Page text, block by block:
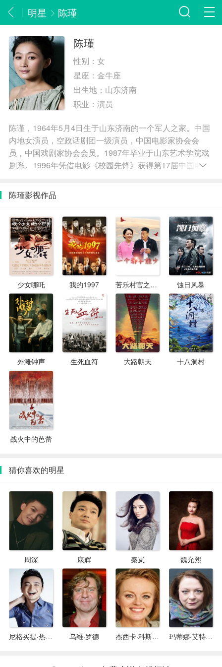
明星 陈瑾
陈瑾
性别：女
星座： 金牛座
出生地： 山东济南
职业：演员
陈谨，1964年5月4日生于山东济南的一个军人之家。中国
内地女演员，空政话剧团一级演员，中国电影家协会会
员，中国戏剧家协会会员。1987年毕业于山东艺术学院戏
剧系。1996年凭借电影《校园先锋》获得第17届中国电视
电影《横空出世》，夺得第6届中国电影华表奖优秀女演员
奖、第20届中国电影金鸡奖最佳女配角奖、第5届中国长春
电影节最佳女配角奖。2000年，凭借《相依年年》获得第
8届上海电视节白玉兰奖最佳女主角奖；2001年，参演电
视剧《大法官》夺得金鹰奖最佳女主角奖。2010年，参演
冯小刚执导电影《唐山大地震》，与陈道明在剧中出演一
对军人夫妻。2013年，主演谍战剧《渗透》饰演女特工于
秀凝。
陈瑾影视作品
少女哪吒 我的1997 苦乐村官之一个都不能少 蚀日风暴
外滩钟声 生死血符 大路朝天 十八洞村
战火中的芭蕾
猜你喜欢的明星
周深 康辉 秦岚 魏允熙
尼格买提·热合曼 乌维·罗德 杰西卡·科斯马拉 玛蒂娜·艾特纳-阿奇姆彭